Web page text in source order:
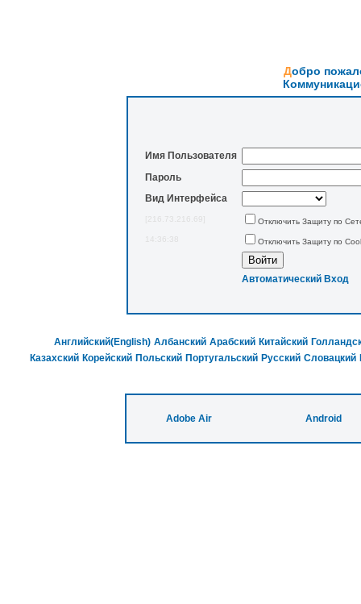
Добро
Имя Пользователя
Пароль
Вид Интерфейса
[216.73.216.69]
Отключить Защиту по
14:36:38
Отключить Защиту по
Автоматический Вход
Английский(English) Албанский Арабский Китайский
Казахский Корейский Польский Португальский Русский Словацкий
Adobe Air Android